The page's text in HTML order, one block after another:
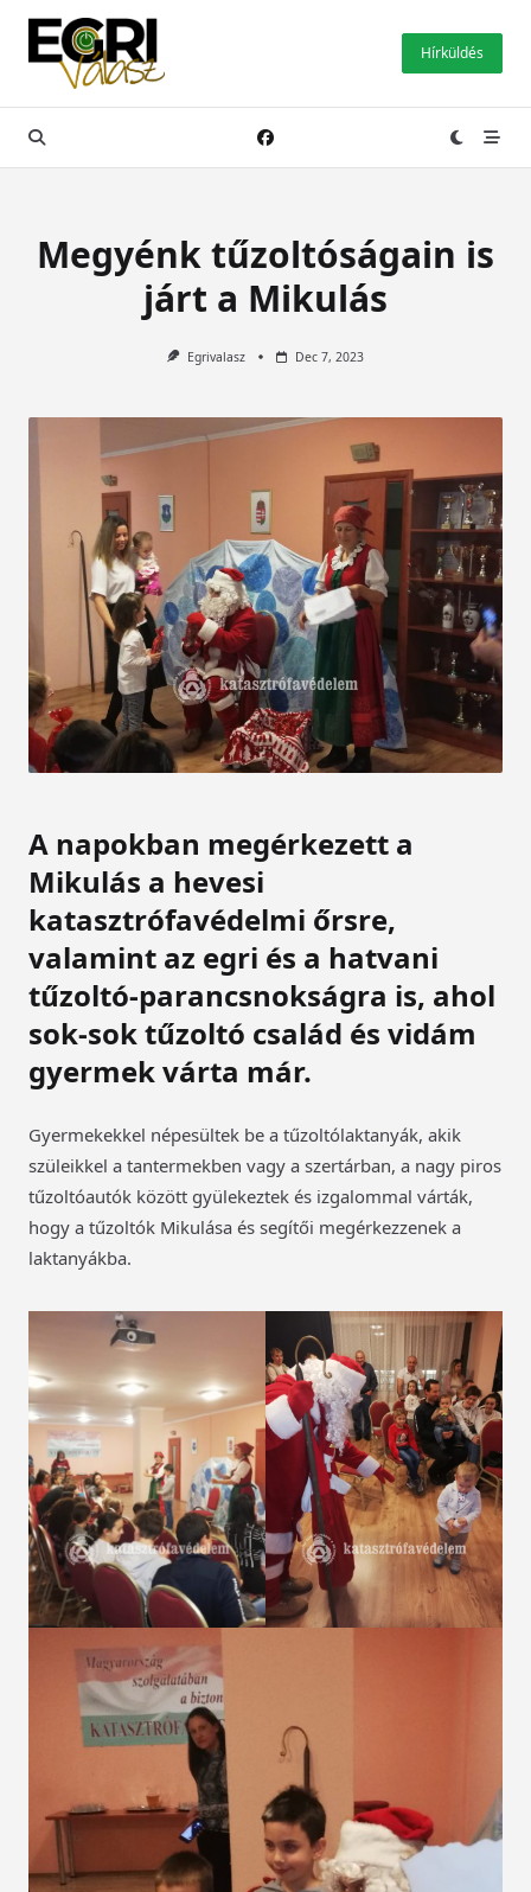
Skip
content
Hírküldés
Megyénk tűzoltóságain is
járt a Mikulás
Egrivalasz Dec 7, 2023
A napokban megérkezett a
Mikulás a hevesi
katasztrófavédelmi őrsre,
valamint az egri és a hatvani
tűzoltó-parancsnokságra is, ahol
sok-sok tűzoltó család és vidám
gyermek várta már.
Gyermekekkel népesültek be a tűzoltólaktanyák, akik
szüleikkel a tantermekben vagy a szertárban, a nagy piros
tűzoltóautók között gyülekeztek és izgalommal várták,
hogy a tűzoltók Mikulása és segítői megérkezzenek a
laktanyákba.